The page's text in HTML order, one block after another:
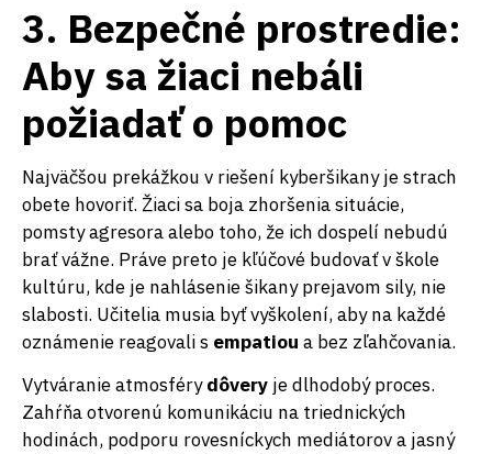
3. Bezpečné prostredie:
Aby sa žiaci nebáli
požiadať o pomoc
Najväčšou prekážkou v riešení kyberšikany je strach
obete hovoriť. Žiaci sa boja zhoršenia situácie,
pomsty agresora alebo toho, že ich dospelí nebudú
brať vážne. Práve preto je kľúčové budovať v škole
kultúru, kde je nahlásenie šikany prejavom sily, nie
slabosti. Učitelia musia byť vyškolení, aby na každé
oznámenie reagovali s empatiou a bez zľahčovania.
Vytváranie atmosférydôvery je dlhodobý proces.
Zahŕňa otvorenú komunikáciu na triednických
hodinách, podporu rovesníckych mediátorov a jasný